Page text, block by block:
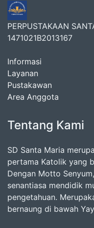
PERPUSTAKAAN
1471021B2013167
Informasi
Layanan
Pustakawan
Area Anggota
Tentang Kami
SD Santa Maria
pertama Katolik yang
Dengan Motto
senantiasa mendidik
pengetahuan.
bernaung di bawah